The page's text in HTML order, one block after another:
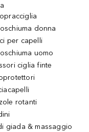
donna
per capelli
uomo
ciglia finte
rotanti
giada & massaggio